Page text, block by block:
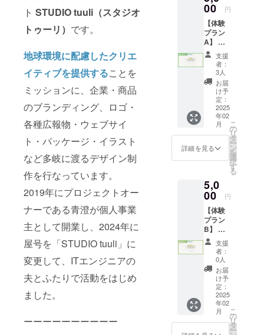
ト STUDIO tuuli（スタジオ
トゥーリ） です。
地球環境に配慮したクリエ
イティブを提供することを
ミッションに、企業・商品
のブランディング、ロゴ・
各種広報物・ウェブサイ
ト・パッケージ・イラスト
など多岐に渡るデザイン制
作を行なっています。
2019年にプロジェクトオー
ナーである青澄が個人事業
主として開業し、2024年に
屋号を「STUDIO tuuli」に
変更して、ITエンジニアの
夫とふたりで活動をはじめ
ました。
ーーーーーーーーーー
したい
データ
をお持
ちくだ
さい。
・印刷
サイズ
はA4／
A3／ポ
スト
カード
の3種類
です。
・製版
刷代、
わら半
ターン
に含ま
れま
す。 ・
わら半
紙以外
の用紙
代は別
途：1枚
2円〜
（紙の
種類に
よって
値段が
異なり
ル卓上
カレン
ダー
（カ
セット
テープ
サイ
ズ）1点
・カ
セット
テープ
ケース1
00 円
【体験
プラン
A】 フ
リープ
ラン60
分チ
ケット
（1,500
円相
当）を2
枚お送
りしま
す！ ・
データ
持ち込
みで自
ソグラ
フをお
楽しみ
いただ
けるチ
ケット
です。
・ス
タッフ
が付か
ないた
め、リ
ソグラ
フ印刷
の操作
経験が
支援
者：
3人
お届
け予
定：
2025
年02
月
詳細を見る
こ
の
リ
タ
ー
ン
を
選
択
す
る
5,0
00 円
【体験
プラン
B】 フ
リープ
ラン60
分チ
ケット
（1,500
円相
当）を2
枚お送
りしま
す！ ・
データ
支援
者：
0人
お届
け予
定：
2025
年02
月
こ
の
リ
タ
ー